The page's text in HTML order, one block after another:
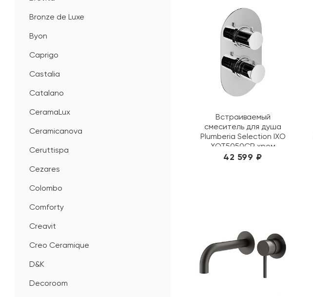
Bronze de Luxe
Byon
Caprigo
Castalia
Catalano
CeramaLux
Ceramicanova
Ceruttispa
Cezares
Colombo
Comforty
Creavit
Creo Ceramique
D&K
Decoroom
Встраиваемый
смеситель для душа
Plumberia Selection IXO
XOT5050CR хром
42 599 ₽